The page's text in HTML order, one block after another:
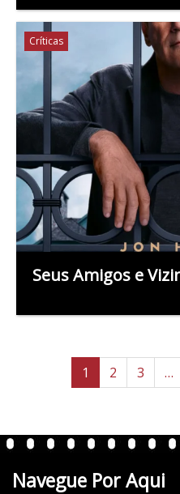
Críticas
Seus Amigos e
1 2 3 …
Navegue Por Aqui